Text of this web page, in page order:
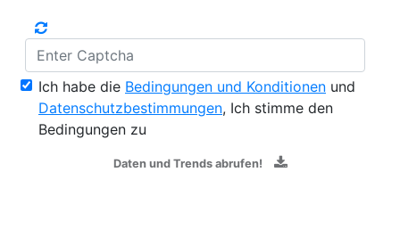
Ich habe die Bedingungen und Konditionen und
Datenschutzbestimmungen, Ich stimme den
Bedingungen zu
Daten und Trends abrufen!